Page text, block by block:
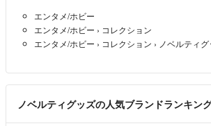
エンタメ/ホビー
エンタメ/ホビー › コレクション
エンタメ/ホビー › コレクション › ノベルティ
ノベルティグッズの人気ブランドランキン